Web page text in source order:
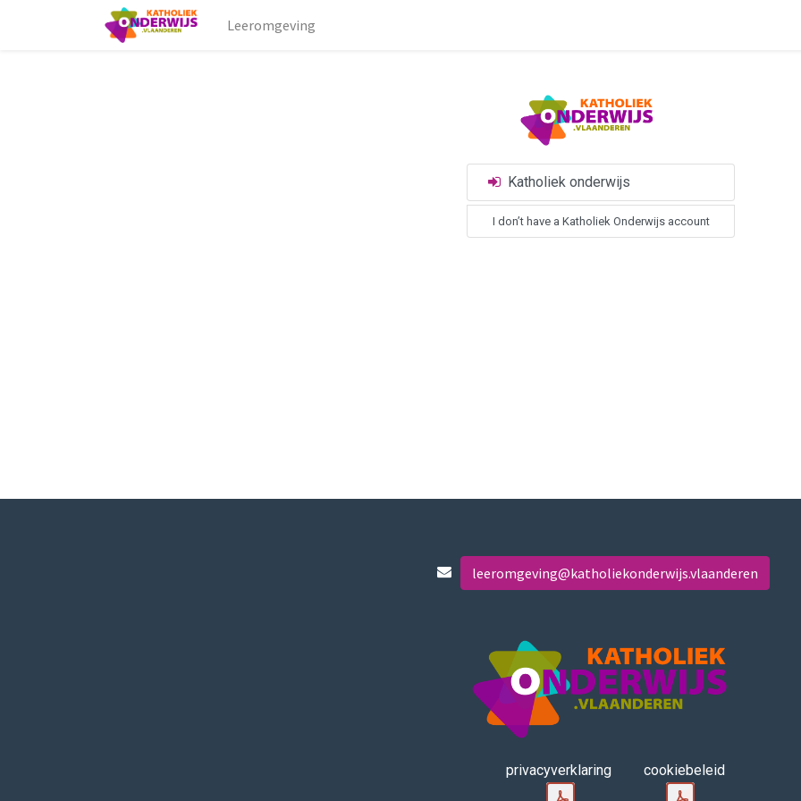
Leeromgeving
Katholiek onderwijs
I don’t have a Katholiek Onderwijs account
leeromgeving@katholiekonderwijs.vlaanderen
privacyverklaring cookiebeleid